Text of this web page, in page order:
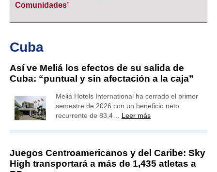
Comunidades’
Cuba
Así ve Meliá los efectos de su salida de
Cuba: “puntual y sin afectación a la caja”
Meliá Hotels International ha cerrado el primer
semestre de 2026 con un beneficio neto
recurrente de 83,4… Leer más
Juegos Centroamericanos y del Caribe: Sky
High transportará a más de 1,435 atletas a